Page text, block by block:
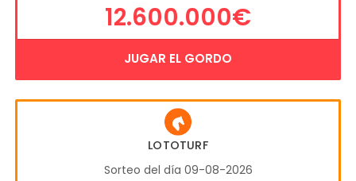
12.600.000€
JUGAR EL GORDO
LOTOTURF
Sorteo del día 09-08-2026